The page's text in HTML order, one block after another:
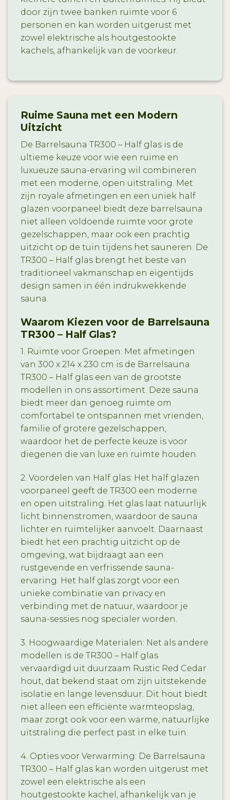
door zijn twee banken ruimte voor 6
personen en kan worden uitgerust met
zowel elektrische als houtgestookte
kachels, afhankelijk van de voorkeur.
Ruime Sauna met een Modern
Uitzicht
De Barrelsauna TR300 – Half glas is de
ultieme keuze voor wie een ruime en
luxueuze sauna-ervaring wil combineren
met een moderne, open uitstraling. Met
zijn royale afmetingen en een uniek half
glazen voorpaneel biedt deze barrelsauna
niet alleen voldoende ruimte voor grote
gezelschappen, maar ook een prachtig
uitzicht op de tuin tijdens het sauneren. De
TR300 – Half glas brengt het beste van
traditioneel vakmanschap en eigentijds
design samen in één indrukwekkende
sauna.
Waarom Kiezen voor de Barrelsauna
TR300 – Half Glas?
1. Ruimte voor Groepen: Met afmetingen
van 300 x 214 x 230 cm is de Barrelsauna
TR300 – Half glas een van de grootste
modellen in ons assortiment. Deze sauna
biedt meer dan genoeg ruimte om
comfortabel te ontspannen met vrienden,
familie of grotere gezelschappen,
waardoor het de perfecte keuze is voor
diegenen die van luxe en ruimte houden.
2. Voordelen van Half glas: Het half glazen
voorpaneel geeft de TR300 een moderne
en open uitstraling. Het glas laat natuurlijk
licht binnenstromen, waardoor de sauna
lichter en ruimtelijker aanvoelt. Daarnaast
biedt het een prachtig uitzicht op de
omgeving, wat bijdraagt aan een
rustgevende en verfrissende sauna-
ervaring. Het half glas zorgt voor een
unieke combinatie van privacy en
verbinding met de natuur, waardoor je
sauna-sessies nog specialer worden.
3. Hoogwaardige Materialen: Net als andere
modellen is de TR300 – Half glas
vervaardigd uit duurzaam Rustic Red Cedar
hout, dat bekend staat om zijn uitstekende
isolatie en lange levensduur. Dit hout biedt
niet alleen een efficiënte warmteopslag,
maar zorgt ook voor een warme, natuurlijke
uitstraling die perfect past in elke tuin.
4. Opties voor Verwarming: De Barrelsauna
TR300 – Half glas kan worden uitgerust met
zowel een elektrische als een
houtgestookte kachel, afhankelijk van je